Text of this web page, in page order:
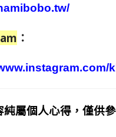
：
純屬個人心得，僅供參